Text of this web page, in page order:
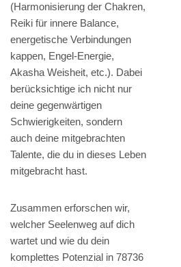
(Harmonisierung der Chakren,
Reiki für innere Balance,
energetische Verbindungen
kappen, Engel-Energie,
Akasha Weisheit, etc.). Dabei
berücksichtige ich nicht nur
deine gegenwärtigen
Schwierigkeiten, sondern
auch deine mitgebrachten
Talente, die du in dieses Leben
mitgebracht hast.
Zusammen erforschen wir,
welcher Seelenweg auf dich
wartet und wie du dein
komplettes Potenzial in 78736